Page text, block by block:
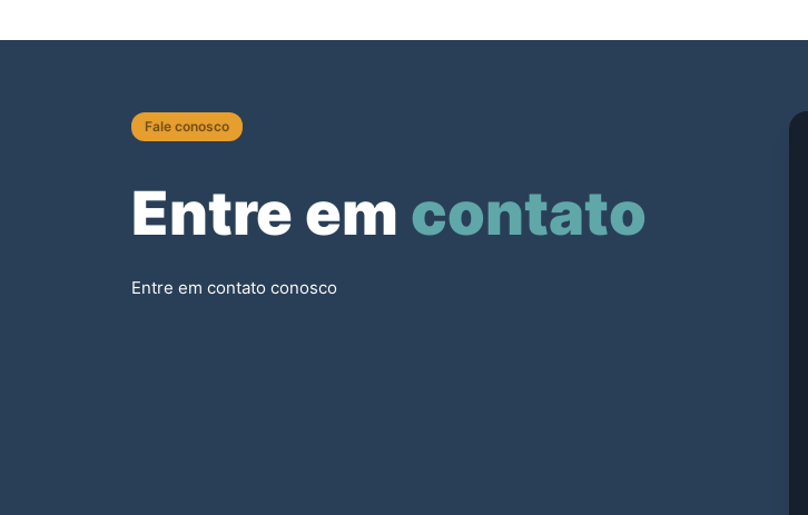
Fale conosco
Entre em contato
Entre em contato conosco